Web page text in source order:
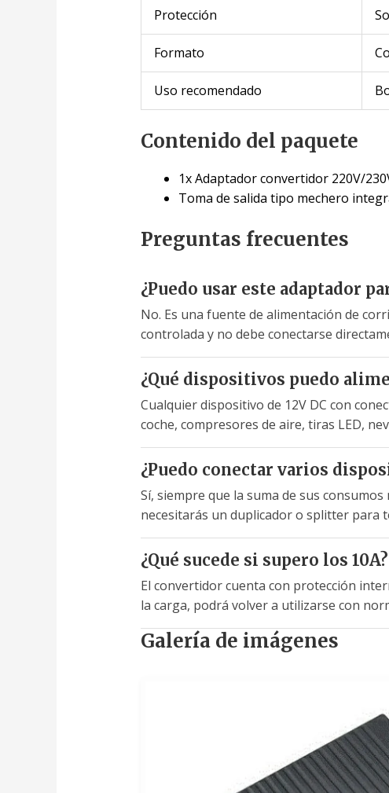
Protección
Formato
Uso recomendado
Contenido del paquete
1x Adaptador convertidor 220V/
Toma de salida tipo mechero
Preguntas frecuentes
¿Puedo usar este adaptador
No. Es una fuente de alimentación de
controlada y no debe conectarse
¿Qué dispositivos puedo
Cualquier dispositivo de 12V DC con
coche, compresores de aire, tiras LED,
¿Puedo conectar varios
Sí, siempre que la suma de sus
necesitarás un duplicador o splitter para
¿Qué sucede si supero los 10A?
El convertidor cuenta con protección
la carga, podrá volver a utilizarse con
Galería de imágenes